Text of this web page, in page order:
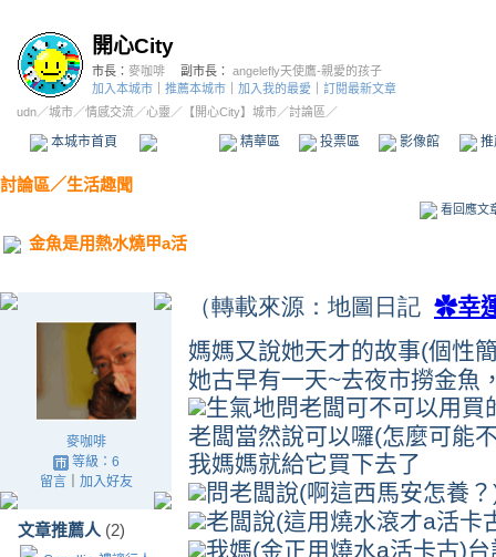
開心City
市長： 麥咖啡 副市長： angelefly天使鷹-親愛的孩子
加入本城市
推薦本城市 加入我的最愛
訂閱最新文章
udn／城市／情感交流／心靈 ／ 【開心City】城市／討論區／
本城市首頁 精華區 投票區 影像館
討論區／生活趣聞
看回應文
金魚是用熱水燒甲a活
麥咖啡
等級：6
留言｜ 加入好友
文章推薦人 (2)
（轉載來源：地圖日記 ✿幸
媽媽又說她天才的故事(個性
她古早有一天~去夜市撈金魚
生氣地問老闆可不可以用買
老闆當然說可以囉(怎麼可能
我媽媽就給它買下去了
問老闆說(啊這西馬安怎養？
老闆說(這用燒水滾才a活卡
我媽(金正用燒水a活卡古)